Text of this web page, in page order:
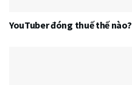
YouTuber đóng thuế thế nào?